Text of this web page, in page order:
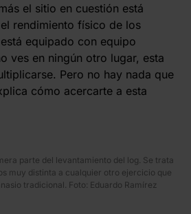
el sitio en cuestión está
rendimiento físico de los
equipado con equipo
ves en ningún otro lugar, esta
Pero no hay nada que
cómo acercarte a esta
parte del levantamiento del log. Se trata
muy distinta a cualquier otro ejercicio que
tradicional. Foto: Eduardo Ramírez